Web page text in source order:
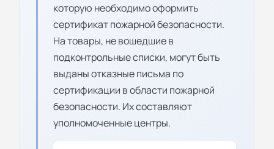
которую необходимо оформить
сертификат пожарной безопасности.
На товары, не вошедшие в
подконтрольные списки, могут быть
выданы отказные письма по
сертификации в области пожарной
безопасности. Их составляют
уполномоченные центры.